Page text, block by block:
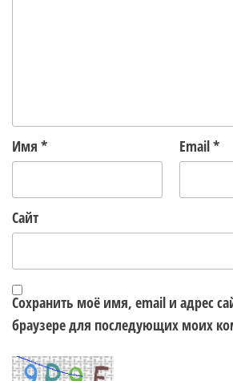
Имя * Email*
Сайт
Сохранить моё имя, email и адрес
браузере для последующих моих